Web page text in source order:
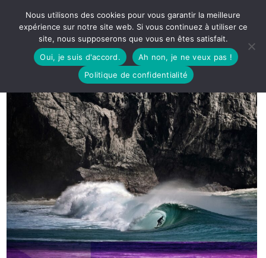
Nous utilisons des cookies pour vous garantir la meilleure
expérience sur notre site web. Si vous continuez à utiliser ce
site, nous supposerons que vous en êtes satisfait.
Oui, je suis d'accord.
Ah non, je ne veux pas !
Politique de confidentialité